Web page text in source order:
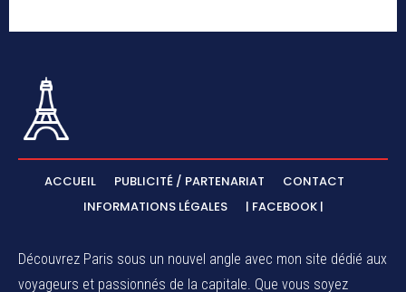
ACCUEIL PUBLICITÉ / PARTENARIAT
CONTACT
INFORMATIONS LÉGALES
| FACEBOOK |
Découvrez Paris sous un nouvel angle avec mon site dédié aux
voyageurs et passionnés de la capitale. Que vous soyez